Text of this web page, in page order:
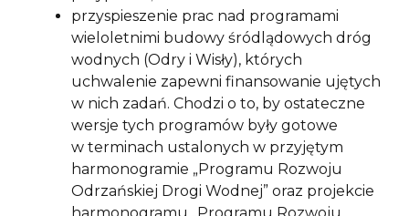
przyspieszenie prac nad programami
wieloletnimi budowy śródlądowych dróg
wodnych (Odry i Wisły), których
uchwalenie zapewni finansowanie ujętych
w nich zadań. Chodzi o to, by ostateczne
wersje tych programów były gotowe
w terminach ustalonych w przyjętym
harmonogramie „Programu Rozwoju
Odrzańskiej Drogi Wodnej” oraz projekcie